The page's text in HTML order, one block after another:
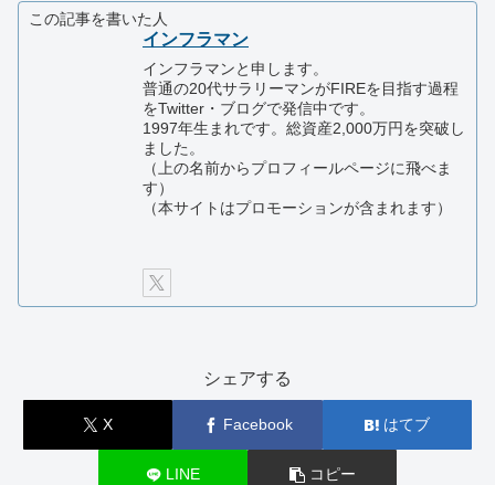
この記事を書いた人
インフラマン
インフラマンと申します。
普通の20代サラリーマンがFIREを目指す過程
をTwitter・ブログで発信中です。
1997年生まれです。総資産2,000万円を突破し
ました。
（上の名前からプロフィールページに飛べま
す）
（本サイトはプロモーションが含まれます）
シェアする
X Facebook はてブ
LINE コピー